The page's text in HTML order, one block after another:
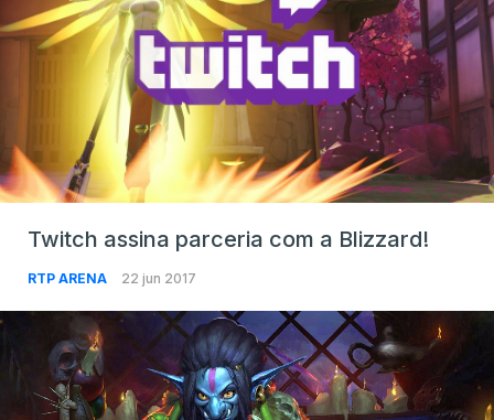
Twitch assina parceria com a Blizzard!
RTP ARENA 22 jun 2017